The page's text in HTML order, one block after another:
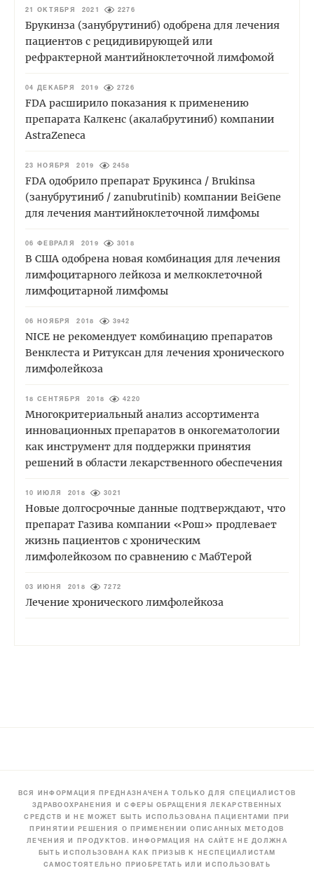
21 ОКТЯБРЯ 2021 2276
Брукинза (занубрутиниб) одобрена для лечения
пациентов с рецидивирующей или
рефрактерной мантийноклеточной лимфомой
04 ДЕКАБРЯ 2019 2726
FDA расширило показания к применению
препарата Калкенс (акалабрутиниб) компании
AstraZeneca
23 НОЯБРЯ 2019 2458
FDA одобрило препарат Брукинса / Brukinsa
(занубрутиниб / zanubrutinib) компании BeiGene
для лечения мантийноклеточной лимфомы
06 ФЕВРАЛЯ 2019 3018
В США одобрена новая комбинация для лечения
лимфоцитарного лейкоза и мелкоклеточной
лимфоцитарной лимфомы
06 НОЯБРЯ 2018 3942
NICE не рекомендует комбинацию препаратов
Венклеста и Ритуксан для лечения хронического
лимфолейкоза
18 СЕНТЯБРЯ 2018 4220
Многокритериальный анализ ассортимента
инновационных препаратов в онкогематологии
как инструмент для поддержки принятия
решений в области лекарственного обеспечения
10 ИЮЛЯ 2018 3021
Новые долгосрочные данные подтверждают, что
препарат Газива компании «Рош» продлевает
жизнь пациентов с хроническим
лимфолейкозом по сравнению с МабТерой
03 ИЮНЯ 2018 7272
Лечение хронического лимфолейкоза
ВСЯ ИНФОРМАЦИЯ ПРЕДНАЗНАЧЕНА ТОЛЬКО ДЛЯ СПЕЦИАЛИСТОВ
ЗДРАВООХРАНЕНИЯ И СФЕРЫ ОБРАЩЕНИЯ ЛЕКАРСТВЕННЫХ
СРЕДСТВ И НЕ МОЖЕТ БЫТЬ ИСПОЛЬЗОВАНА ПАЦИЕНТАМИ ПРИ
ПРИНЯТИИ РЕШЕНИЯ О ПРИМЕНЕНИИ ОПИСАННЫХ МЕТОДОВ
ЛЕЧЕНИЯ И ПРОДУКТОВ. ИНФОРМАЦИЯ НА САЙТЕ НЕ ДОЛЖНА
БЫТЬ ИСПОЛЬЗОВАНА КАК ПРИЗЫВ К НЕСПЕЦИАЛИСТАМ
САМОСТОЯТЕЛЬНО ПРИОБРЕТАТЬ ИЛИ ИСПОЛЬЗОВАТЬ